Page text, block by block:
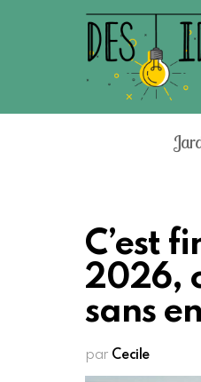
C’est
2026,
sans
par Cecile